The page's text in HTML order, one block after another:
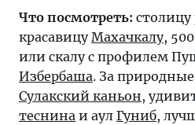
Что посмотреть: столицу
красавицуМахачкалу,
или скалу с профилем
Избербаша. За
Сулакский каньон,
теснина и аул Гуниб,